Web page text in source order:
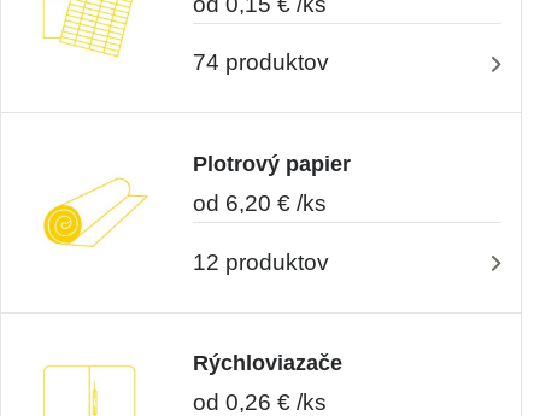
74 produktov
Plotrový papier
od 6,20 € /ks
12 produktov
Rýchloviazače
od 0,26 € /ks